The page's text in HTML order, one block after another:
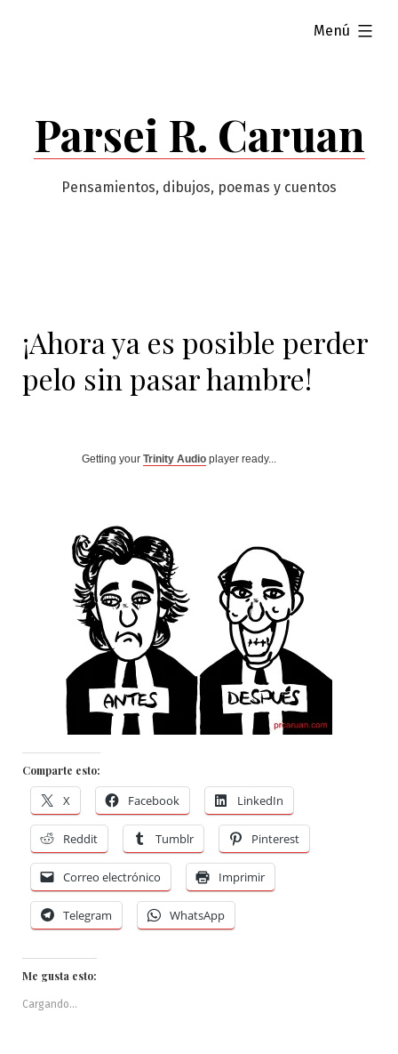
Parsei R. Caruan
Pensamientos, dibujos, poemas y cuentos
Menú
ampliado
¡Ahora ya es posible perder
pelo sin pasar hambre!
Getting your Trinity Audio player ready...
Comparte esto:
X Facebook LinkedIn
Reddit Tumblr Pinterest
Correo electrónico Imprimir
Telegram WhatsApp
Me gusta esto:
Cargando...